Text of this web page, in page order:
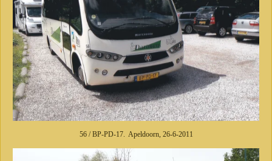
56 / BP-PD-17. Apeldoorn, 26-6-2011